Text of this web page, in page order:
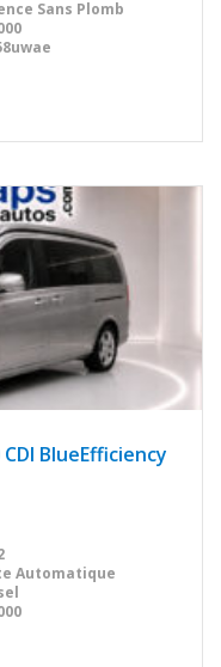
Sans Plomb
CDI BlueEfficiency
Automatique